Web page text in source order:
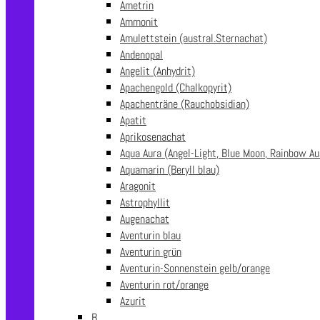
Ametrin
Ammonit
Amulettstein (austral.Sternachat)
Andenopal
Angelit (Anhydrit)
Apachengold (Chalkopyrit)
Apachenträne (Rauchobsidian)
Apatit
Aprikosenachat
Aqua Aura (Angel-Light, Blue Moon, Rainbow
Aquamarin (Beryll blau)
Aragonit
Astrophyllit
Augenachat
Aventurin blau
Aventurin grün
Aventurin-Sonnenstein gelb/orange
Aventurin rot/orange
Azurit